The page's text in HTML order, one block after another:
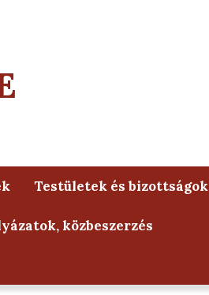
Testületek és bizottságok
közbeszerzés